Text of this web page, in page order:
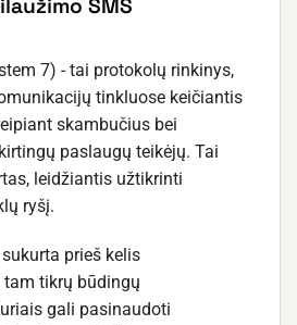
SMS
7) - tai protokolų rinkinys,
tinkluose keičiantis
skambučius bei
paslaugų teikėjų. Tai
leidžiantis užtikrinti
ryšį.
prieš kelis
tikrų būdingų
gali pasinaudoti